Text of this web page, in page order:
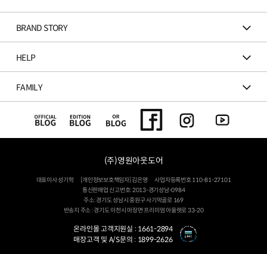
BRAND STORY
HELP
FAMILY
(주)영원아웃도어
대표이사 성기학 [개인정보보호책임자] 김은영
사업자등록번호 110-81-27101
통신판매업 신고번호: 2013-경기성남-0984
주소: 경기도 성남시 중원구 사기막골로 169
반송지 주소 : 경기도 이천시 마장면 프리미엄 아울렛로 33-20
온라인몰 고객지원실 : 1661-2894
매장고객 및 A/S문의 : 1899-2626